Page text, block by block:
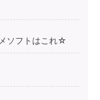
ソフトはこれ☆